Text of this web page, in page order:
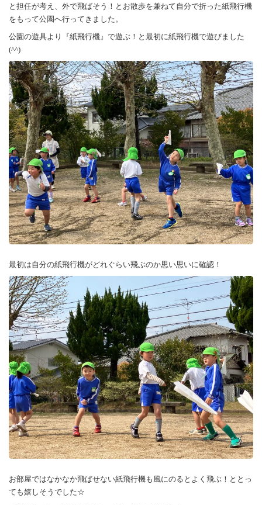
と担任が考え、外で飛ばそう！とお散歩を兼ねて自分で折った紙飛行機
をもって公園へ行ってきました。
公園の遊具より『紙飛行機』で遊ぶ！と最初に紙飛行機で遊びました
(^^)
最初は自分の紙飛行機がどれぐらい飛ぶのか思い思いに確認！
お部屋ではなかなか飛ばせない紙飛行機も風にのるとよく飛ぶ！ととっ
ても嬉しそうでした☆